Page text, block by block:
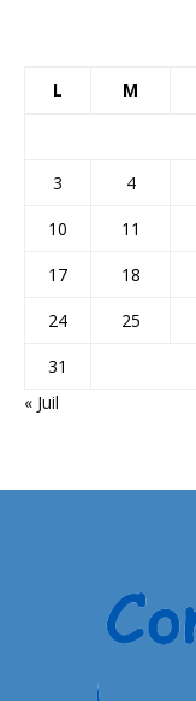
L M
3
4
10
11
17
18
24
25
31
« Juil